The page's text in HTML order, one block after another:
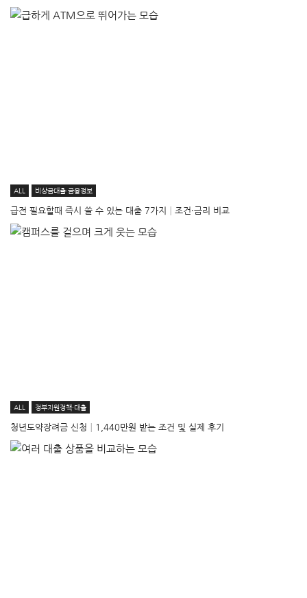
ALL 비상금대출·금융정보
급전 필요할때 즉시 쓸 수 있는 대출 7가지│조건·금리 비교
ALL 정부지원정책·대출
청년도약장려금 신청│1,440만원 받는 조건 및 실제 후기